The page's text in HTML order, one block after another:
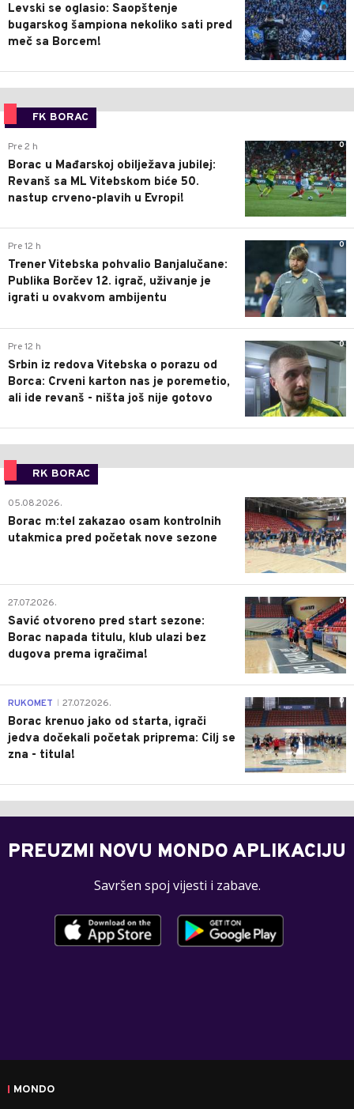
Levski se oglasio: Saopštenje
bugarskog šampiona nekoliko sati pred
meč sa Borcem!
FK BORAC
0
Pre 2 h
Borac u Mađarskoj obilježava jubilej:
Revanš sa ML Vitebskom biće 50.
nastup crveno-plavih u Evropi!
0
Pre 12 h
Trener Vitebska pohvalio Banjalučane:
Publika Borčev 12. igrač, uživanje je
igrati u ovakvom ambijentu
0
Pre 12 h
Srbin iz redova Vitebska o porazu od
Borca: Crveni karton nas je poremetio,
ali ide revanš - ništa još nije gotovo
RK BORAC
0
05.08.2026.
Borac m:tel zakazao osam kontrolnih
utakmica pred početak nove sezone
0
27.07.2026.
Savić otvoreno pred start sezone:
Borac napada titulu, klub ulazi bez
dugova prema igračima!
0
RUKOMET 27.07.2026.
Borac krenuo jako od starta, igrači
jedva dočekali početak priprema: Cilj se
zna - titula!
PREUZMI NOVU MONDO APLIKACIJU
Savršen spoj vijesti i zabave.
MONDO